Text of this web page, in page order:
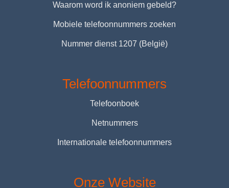
Waarom word ik anoniem gebeld?
Mobiele telefoonnummers zoeken
Nummer dienst 1207 (België)
Telefoonnummers
Telefoonboek
Netnummers
Internationale telefoonnummers
Onze Website